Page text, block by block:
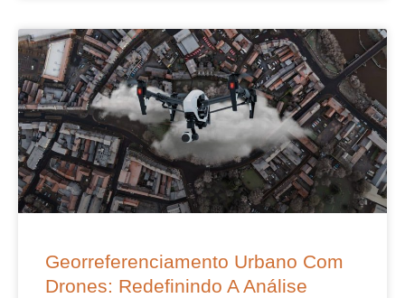
Georreferenciamento Urbano Com
Drones: Redefinindo A Análise